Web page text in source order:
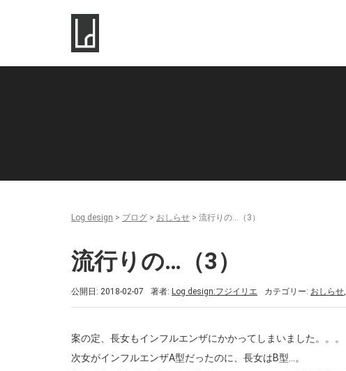
Log design > ブログ > おしらせ > 流行りの…（3）
流行りの…（3）
公開日: 2018-02-07 著者: Log design:フジイリエ カテゴリー: おしらせ,
案の定、長女もインフルエンザにかかってしまいました。。。
次女がインフルエンザA型だったのに、長女はB型…。